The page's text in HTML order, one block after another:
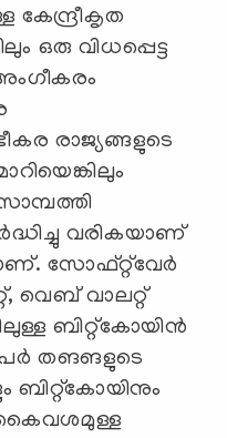
കേന്ദ്രീകൃത
ഒരു വിധപ്പെട്ട
രാജ്യങ്ങളുടെ
വരികയാണ്
സോഫ്റ്റ്‌വേര്‍
വെബ് വാലറ്റ്
ബിറ്റ്‌കോയിന്‍
തങങളുടെ
ബിറ്റ്കോയിനും
കൈവശമുള്ള